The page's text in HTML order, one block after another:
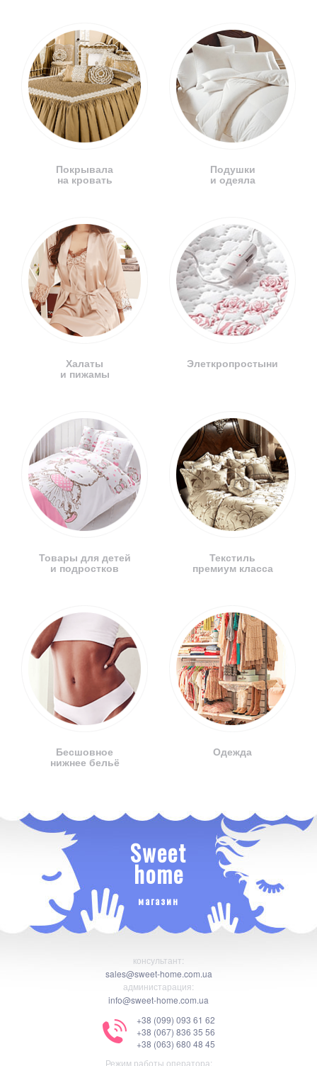
Покрывала
на кровать
Халаты
и пижамы
Товары для детей
и подростков
Бесшовное
нижнее бельё
Подушки
и одеяла
Элеткропростыни
Текстиль
премиум класса
Одежда
Sweet
home
магазин
консультант:
sales@sweet-home.com.ua
администарация:
info@sweet-home.com.ua
+38 (099) 093 61 62
+38 (067) 836 35 56
+38 (063) 680 48 45
Режим работы оператора: